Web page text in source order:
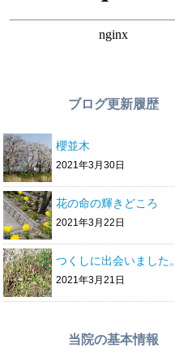
ブログ更新履歴
櫻並木
2021年3月30日
花の命の輝きどころ
2021年3月22日
つくしに出会いました。
2021年3月21日
当院の基本情報